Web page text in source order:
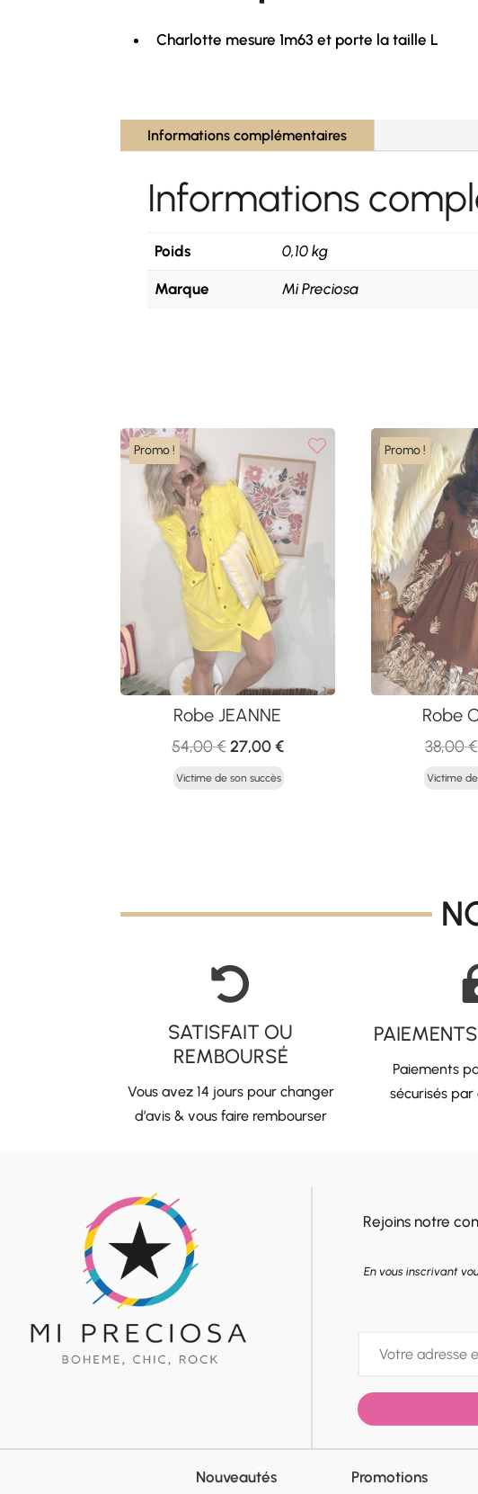
Charlotte mesure 1m63 et porte la taille L
Informations complémentaires
Informations
Poids 0,10 kg
Marque Mi Preciosa
Promo !
Robe JEANNE
54,00€Le
27,00€Le
Victime de son succès
Promo !
Robe
38,00€
Victime

SATISFAIT OU
REMBOURSÉ
Vous avez 14 jours pour changer
d’avis & vous faire rembourser
Paiements
sécurisés
Rejoins notre
En vous inscrivant
Nouveautés Promotions